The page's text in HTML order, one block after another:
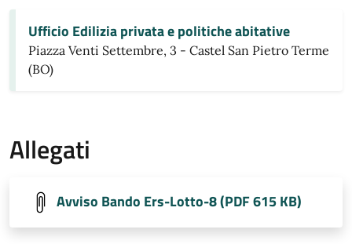
Ufficio Edilizia privata e politiche abitative
Piazza Venti Settembre, 3 - Castel San Pietro Terme
(BO)
Allegati
Avviso Bando Ers-Lotto-8 (PDF 615 KB)